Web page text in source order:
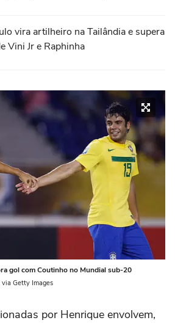
vira artilheiro na Tailândia e supera
Vini Jr e Raphinha
gol com Coutinho no Mundial sub-20
via Getty Images
por Henrique envolvem,